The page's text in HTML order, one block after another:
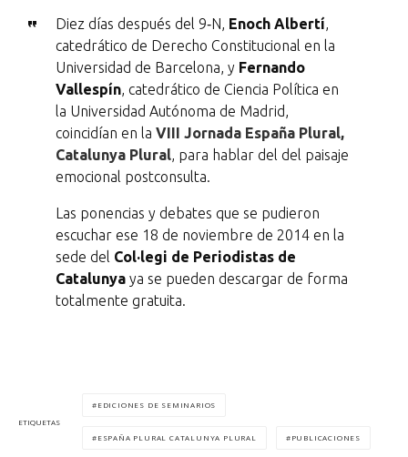
Diez días después del 9‐N, Enoch Albertí,
catedrático de Derecho Constitucional en la
Universidad de Barcelona, y Fernando
Vallespín, catedrático de Ciencia Política en
la Universidad Autónoma de Madrid,
coincidían en la VIII Jornada España Plural,
Catalunya Plural, para hablar del del paisaje
emocional postconsulta.
Las ponencias y debates que se pudieron
escuchar ese 18 de noviembre de 2014 en la
sede del Col·legi de Periodistas de
Catalunyaya se pueden descargar de forma
totalmente gratuita.
ETIQUETAS
EDICIONES DE SEMINARIOS
ESPAÑA PLURAL CATALUNYA PLURAL PUBLICACIONES